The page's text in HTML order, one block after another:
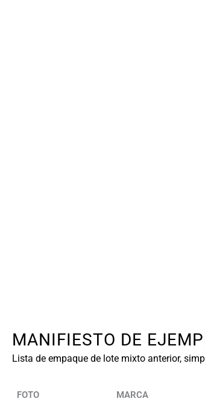
MANIFIESTO DE
Lista de empaque de lote mixto anterior,
FOTO MARCA